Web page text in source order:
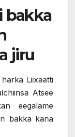
bakka
jiru
Liixaatti
Atsee
eegalame
bakka kana